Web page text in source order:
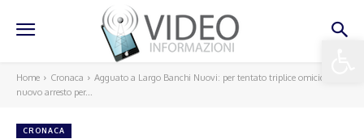
Home Cronaca
Agguato a Largo Banchi Nuovi: per tentato triplice omicidio,
nuovo arresto per...
CRONACA